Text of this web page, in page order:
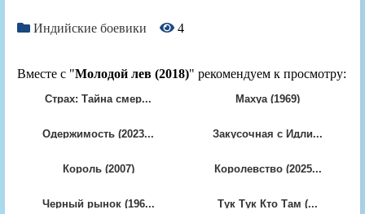
Индийские боевики 4
Вместе с "Молодой лев (2018)" рекомендуем к просмотру:
Страх: Тайна смер... Махуа (1969)
Одержимость (2023... Закусочная с Идли...
Король (2007) Королевство (2025...
Черный рынок (196... Тук Тук Кто Там (...